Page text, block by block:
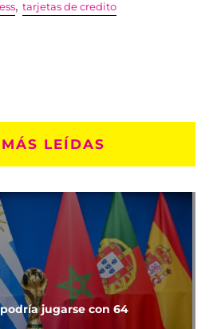
,tarjetas de credito
LEÍDAS
jugarse con 64